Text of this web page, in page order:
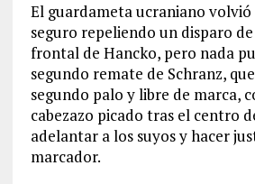
El guardameta ucraniano volvió
seguro repeliendo un disparo
frontal de Hancko, pero nada
segundo remate de Schranz,
segundo palo y libre de marca,
cabezazo picado tras el centro
adelantar a los suyos y hacer
marcador.